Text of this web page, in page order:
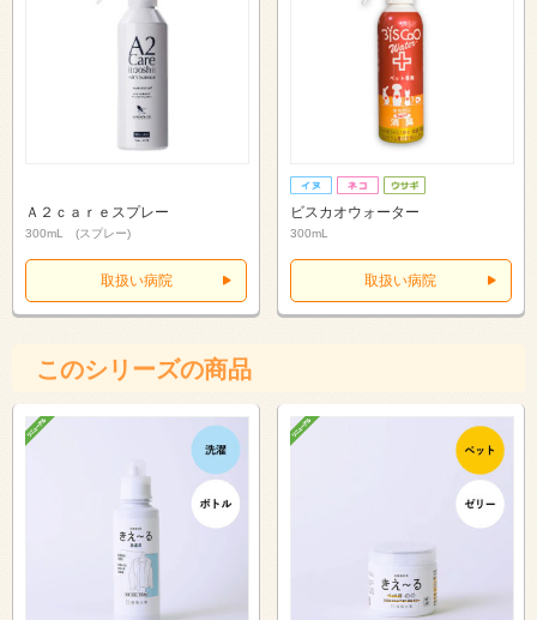
Ａ２ｃａｒｅスプレー
300mL (スプレー)
取扱い病院
ビスカオウォーター
300mL
取扱い病院
このシリーズの商品